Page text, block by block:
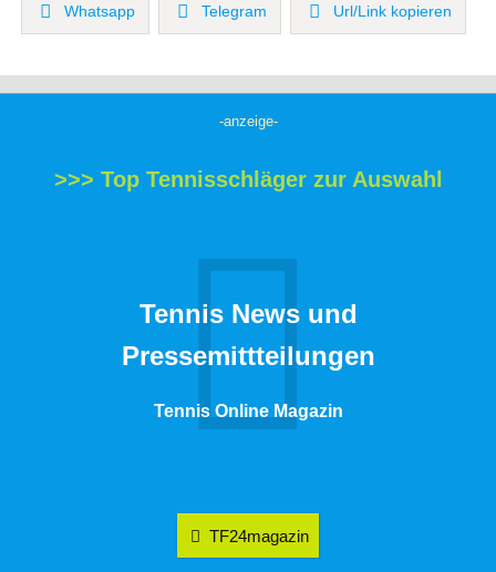
Whatsapp Telegram Url/Link kopieren
-anzeige-
>>> Top Tennisschläger zur Auswahl
Tennis News und
Pressemittteilungen
Tennis Online Magazin
TF24magazin